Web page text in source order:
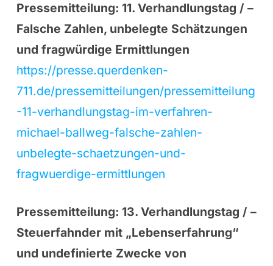
Pressemitteilung: 11. Verhandlungstag / –
Falsche Zahlen, unbelegte Schätzungen
und fragwürdige Ermittlungen
https://presse.querdenken-
711.de/pressemitteilungen/pressemitteilung
-11-verhandlungstag-im-verfahren-
michael-ballweg-falsche-zahlen-
unbelegte-schaetzungen-und-
fragwuerdige-ermittlungen
Pressemitteilung: 13. Verhandlungstag / –
Steuerfahnder mit „Lebenserfahrung“
und undefinierte Zwecke von